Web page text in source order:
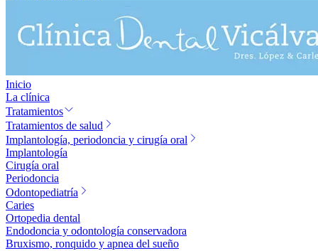
Inicio
La clínica
Tratamientos
Tratamientos de salud
Implantología, periodoncia y cirugía oral
Implantología
Cirugía oral
Periodoncia
Odontopediatría
Caries
Ortopedia dental
Endodoncia y odontología conservadora
Bruxismo, ronquido y apnea del sueño